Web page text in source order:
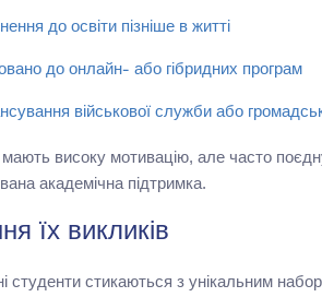
до освіти пізніше в житті
до онлайн- або гібридних програм
військової служби або
мають високу мотивацію, але часто
академічна підтримка.
їх викликів
студенти стикаються з унікальним